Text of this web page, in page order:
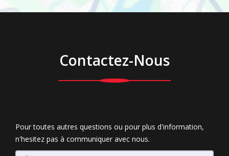
Contactez-Nous
Pour toutes autres questions ou pour plus d'information,
n'hesitez pas à communiquer avec nous.